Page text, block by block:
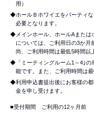
用）
◆ホールＢホワイエをパーティ
必要となります。
◆メインホール、ホールAまたは
については、ご利用日の3か月
尚、ご利用時間は最低5時間以
◆「ミーティングルーム1～4｣の
能です。また、ご利用時間は
◆利用申込書提出後にお客様の
金を申し受けます。
■受付期間 ご利用の12ヶ月前